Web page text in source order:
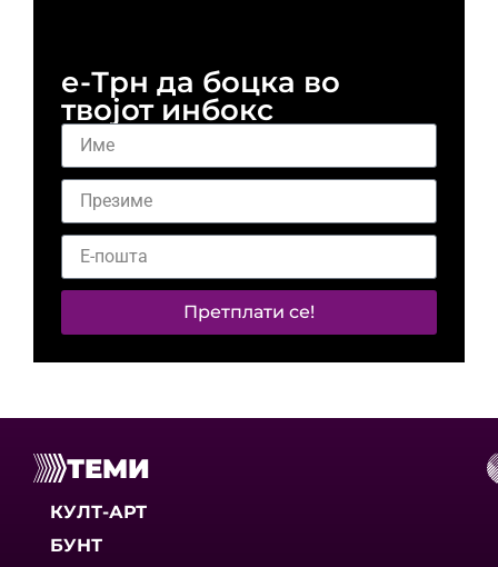
е-Трн да боцка во
твојот инбокс
Претплати се!
ТЕМИ
КУЛТ-АРТ
БУНТ